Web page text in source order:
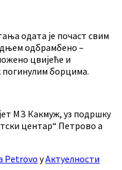
одата је почаст свим
одбрамбено –
цвијеће и
погинулим борцима.
МЗ Какмуж, уз подршку
центар“ Петрово а
PetrovoуАктуелности